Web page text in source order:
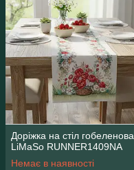
Доріжка на стіл гобеленова
LiMaSo RUNNER1409NA
Немає в наявності